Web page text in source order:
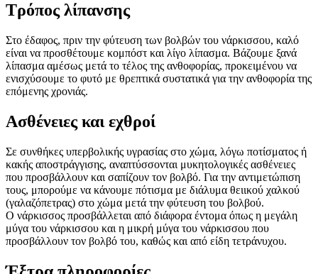
Τρόπος λίπανσης
Στο έδαφος, πριν την φύτευση των βολβών του νάρκισσου, καλό
είναι να προσθέτουμε κομπόστ και λίγο λίπασμα. Βάζουμε ξανά
λίπασμα αμέσως μετά το τέλος της ανθοφορίας, προκειμένου να
ενισχύσουμε το φυτό με θρεπτικά συστατικά για την ανθοφορία της
επόμενης χρονιάς.
Ασθένειες και εχθροί
Σε συνθήκες υπερβολικής υγρασίας στο χώμα, λόγω ποτίσματος ή
κακής αποστράγγισης, αναπτύσσονται μυκητολογικές ασθένειες
που προσβάλλουν και σαπίζουν τον βολβό. Για την αντιμετώπιση
τους, μπορούμε να κάνουμε πότισμα με διάλυμα θειικού χαλκού
(γαλαζόπετρας) στο χώμα μετά την φύτευση του βολβού.
Ο νάρκισσος προσβάλλεται από διάφορα έντομα όπως η μεγάλη
μύγα του νάρκισσου και η μικρή μύγα του νάρκισσου που
προσβάλλουν τον βολβό του, καθώς και από είδη τετράνυχου.